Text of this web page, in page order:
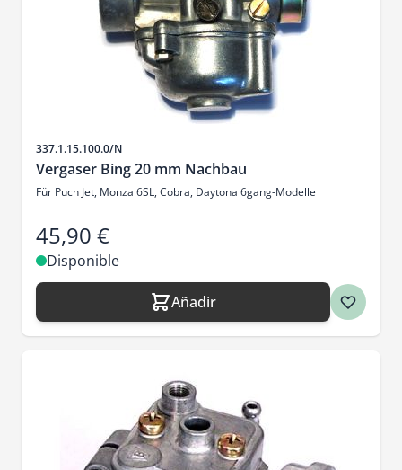
SKU
337.1.15.100.0/N
Vergaser Bing 20 mm Nachbau
Für Puch Jet, Monza 6SL, Cobra, Daytona 6gang-Modelle
45,90 €
Disponible
Añadir